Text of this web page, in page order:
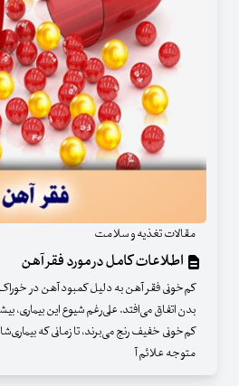
مقالات تغذیه و سلامت
اطلاعات کامل در مورد فقر آهن
کم‌خونی فقر آهن به دلیل کمبود آهن در
بدن اتفاق می‌افتد. علی‌رغم شیوع این بیماری،
کم‌خونی خفیف رنج می‌برند، تا زمانی که
متوجه علائم آ